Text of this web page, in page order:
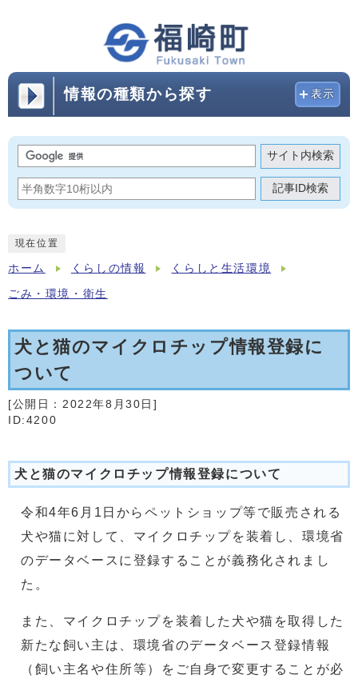
情報の種類から探す 表示
サイト内検索
記事ID検索
現在位置
ホーム くらしの情報 くらしと生活環境
ごみ・環境・衛生
犬と猫のマイクロチップ情報登録に
ついて
[公開日： 2022年8月30日 ]
ID:4200
犬と猫のマイクロチップ情報登録について
令和4年6月1日からペットショップ等で販売される
犬や猫に対して、マイクロチップを装着し、環境省
のデータベースに登録することが義務化されまし
た。
また、マイクロチップを装着した犬や猫を取得した
新たな飼い主は、環境省のデータベース登録情報
（飼い主名や住所等）をご自身で変更することが必